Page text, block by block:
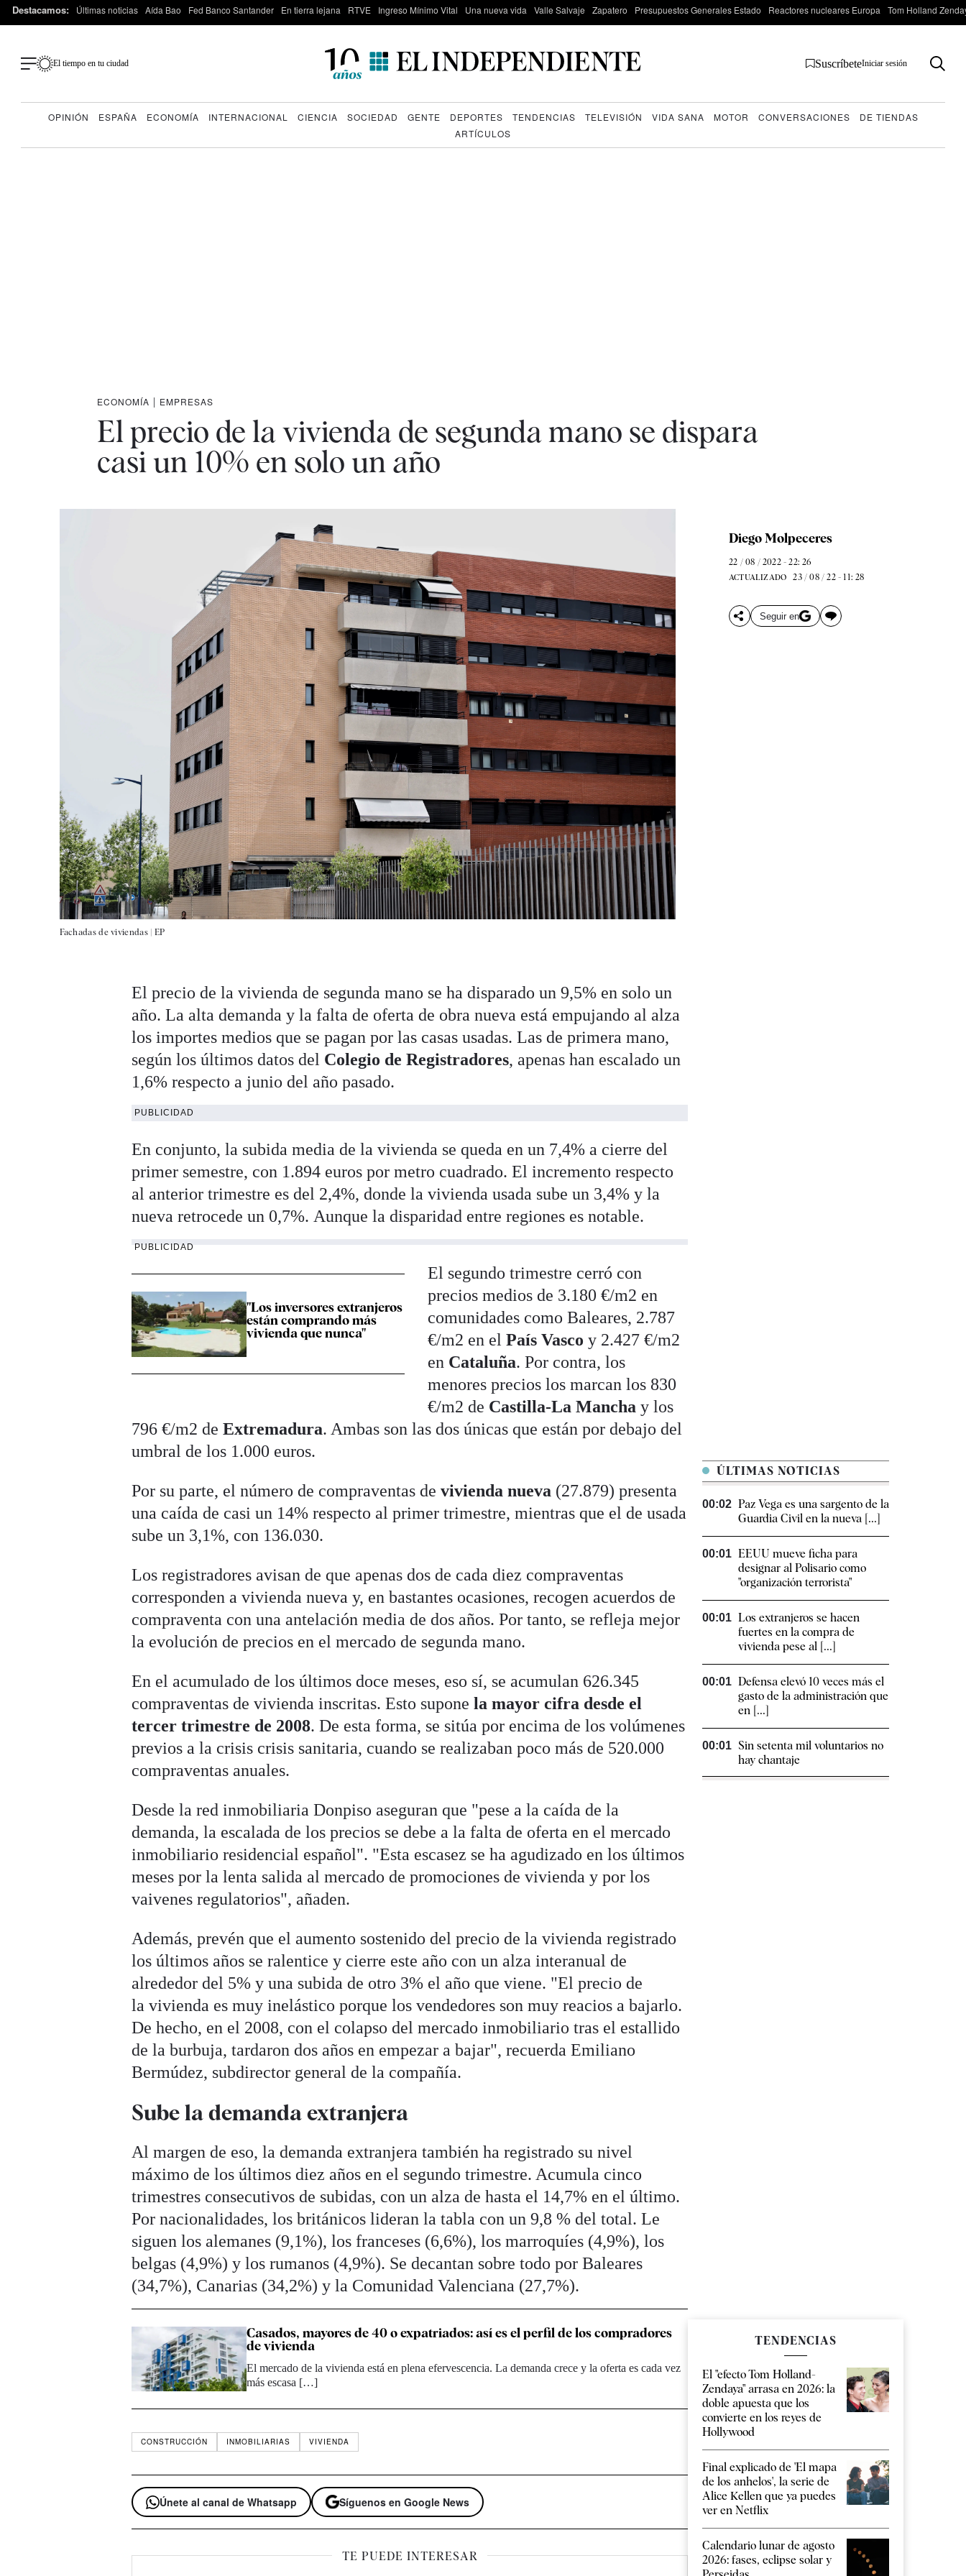
Destacamos: Últimas noticias Aída Bao Fed Banco Santander En tierra lejana RTVE Ingreso Mínimo Vital Una nueva vida Valle Salvaje Zapatero Presupuestos Generales Estado Reactores nucleares Europa Tom Holland
El tiempo en tu ciudad SuscríbeteIniciar sesión
OPINIÓN ESPAÑA ECONOMÍA INTERNACIONAL CIENCIA SOCIEDAD GENTE DEPORTES TENDENCIAS TELEVISIÓN VIDA SANA MOTOR CONVERSACIONES
DE TIENDAS
ARTÍCULOS
ECONOMÍA | EMPRESAS
El precio de la vivienda de segunda mano se dispara
casi un 10% en solo un año
Fachadas de viviendas | EP
Diego Molpeceres
22 / 08 / 2022 - 22: 26
ACTUALIZADO 23 / 08 / 22 - 11: 28
Seguir en
El precio de la vivienda de segunda mano se ha disparado un 9,5% en solo un
año. La alta demanda y la falta de oferta de obra nueva está empujando al alza
los importes medios que se pagan por las casas usadas. Las de primera mano,
según los últimos datos del Colegio de Registradores, apenas han escalado un
1,6% respecto a junio del año pasado.
PUBLICIDAD
En conjunto, la subida media de la vivienda se queda en un 7,4% a cierre del
primer semestre, con 1.894 euros por metro cuadrado. El incremento respecto
al anterior trimestre es del 2,4%, donde la vivienda usada sube un 3,4% y la
nueva retrocede un 0,7%. Aunque la disparidad entre regiones es notable.
PUBLICIDAD
"Los inversores extranjeros
están comprando más
vivienda que nunca"
El segundo trimestre cerró con
precios medios de 3.180 €/m2 en
comunidades como Baleares, 2.787
€/m2 en elPaís Vascoy 2.427 €/m2
en Cataluña. Por contra, los
menores precios los marcan los 830
€/m2 de Castilla-La Manchay los
796 €/m2 deExtremadura. Ambas son las dos únicas que están por debajo del
umbral de los 1.000 euros.
Por su parte, el número de compraventas de vivienda nueva (27.879) presenta
una caída de casi un 14% respecto al primer trimestre, mientras que el de usada
sube un 3,1%, con 136.030.
Los registradores avisan de que apenas dos de cada diez compraventas
corresponden a vivienda nueva y, en bastantes ocasiones, recogen acuerdos de
compraventa con una antelación media de dos años. Por tanto, se refleja mejor
la evolución de precios en el mercado de segunda mano.
En el acumulado de los últimos doce meses, eso sí, se acumulan 626.345
compraventas de vivienda inscritas. Esto suponela mayor cifra desde el
tercer trimestre de 2008. De esta forma, se sitúa por encima de los volúmenes
previos a la crisis crisis sanitaria, cuando se realizaban poco más de 520.000
compraventas anuales.
Desde la red inmobiliaria Donpiso aseguran que "pese a la caída de la
demanda, la escalada de los precios se debe a la falta de oferta en el mercado
inmobiliario residencial español". "Esta escasez se ha agudizado en los últimos
meses por la lenta salida al mercado de promociones de vivienda y por los
vaivenes regulatorios", añaden.
Además, prevén que el aumento sostenido del precio de la vivienda registrado
los últimos años se ralentice y cierre este año con un alza interanual de
alrededor del 5% y una subida de otro 3% el año que viene. "El precio de
la vivienda es muy inelástico porque los vendedores son muy reacios a bajarlo.
De hecho, en el 2008, con el colapso del mercado inmobiliario tras el estallido
de la burbuja, tardaron dos años en empezar a bajar", recuerda Emiliano
Bermúdez, subdirector general de la compañía.
Sube la demanda extranjera
Al margen de eso, la demanda extranjera también ha registrado su nivel
máximo de los últimos diez años en el segundo trimestre. Acumula cinco
trimestres consecutivos de subidas, con un alza de hasta el 14,7% en el último.
Por nacionalidades, los británicos lideran la tabla con un 9,8 % del total. Le
siguen los alemanes (9,1%), los franceses (6,6%), los marroquíes (4,9%), los
belgas (4,9%) y los rumanos (4,9%). Se decantan sobre todo por Baleares
(34,7%), Canarias (34,2%) y la Comunidad Valenciana (27,7%).
Casados, mayores de 40 o expatriados: así es el perfil de los compradores
de vivienda
El mercado de la vivienda está en plena efervescencia. La demanda crece y la oferta es cada vez
más escasa […]
CONSTRUCCIÓN INMOBILIARIAS VIVIENDA
Únete al canal de Whatsapp Síguenos en Google News
TE PUEDE INTERESAR
ÚLTIMAS NOTICIAS
00:02 Paz Vega es una sargento de la
Guardia Civil en la nueva [...]
00:01 EEUU mueve ficha para
designar al Polisario como
"organización terrorista"
00:01 Los extranjeros se hacen
fuertes en la compra de
vivienda pese al [...]
00:01 Defensa elevó 10 veces más el
gasto de la administración que
en [...]
00:01 Sin setenta mil voluntarios no
hay chantaje
TENDENCIAS
El "efecto Tom Holland-
Zendaya" arrasa en 2026: la
doble apuesta que los
convierte en los reyes de
Hollywood
Final explicado de 'El mapa
de los anhelos', la serie de
Alice Kellen que ya puedes
ver en Netflix
Calendario lunar de agosto
2026: fases, eclipse solar y